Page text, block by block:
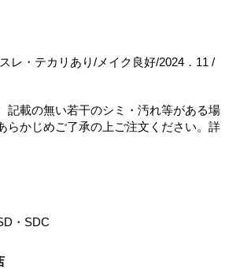
レ・テカリあり/メイク良好/2024．11 /
記載の無い若干のシミ・汚れ等がある場
らかじめご了承の上ご注文ください。詳
・SDC